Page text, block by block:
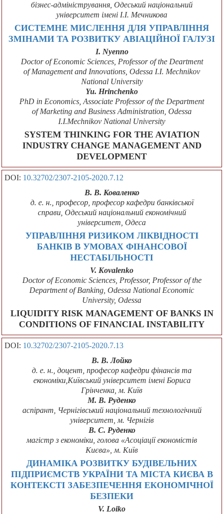
бізнес-адміністрування, Одеський національний
університет імені І.І. Мечникова
CИСТЕМНЕ МИСЛЕННЯ ДЛЯ УПРАВЛІННЯ
ЗМІНАМИ ТА РОЗВИТКУ АВІАЦІЙНОЇ ГАЛУЗІ
I. Nyenno
Doctor of Economic Sciences, Professor of the Deartment
of Management and Innovations, Odessa I.I. Mechnikov
National University
Yu. Hrinchenko
PhD in Economics, Associate Professor of the Department
of Marketing and Business Administration, Odessa
I.I.Mechnikov National University
SYSTEM THINKING FOR THE AVIATION
INDUSTRY CHANGE MANAGEMENT AND
DEVELOPMENT
DOI: 10.32702/2307-2105-2020.7.12
В. В. Коваленко
д. е. н., професор, професор кафедри банківської
справи, Одеський національний економічний
університет, Одеса
УПРАВЛІННЯ РИЗИКОМ ЛІКВІДНОСТІ
БАНКІВ В УМОВАХ ФІНАНСОВОЇ
НЕСТАБІЛЬНОСТІ
V. Kovalenko
Doctor of Economic Sciences, Professor, Professor of the
Department of Banking, Odessa National Economic
University, Odessa
LIQUIDITY RISK MANAGEMENT OF BANKS IN
CONDITIONS OF FINANCIAL INSTABILITY
DOI: 10.32702/2307-2105-2020.7.13
В. В. Лойко
д. е. н., доцент, професор кафедри фінансів та
економіки,Київський університет імені Бориса
Грінченка, м. Київ
М. В. Руденко
аспірант, Чернігівський національний технологічний
університет, м. Чернігів
В. С. Руденко
магістр з економіки, голова «Асоціації економістів
Києва», м. Київ
ДИНАМІКА РОЗВИТКУ БУДІВЕЛЬНИХ
ПІДПРИЄМСТВ УКРАЇНИ ТА МІСТА КИЄВА В
КОНТЕКСТІ ЗАБЕЗПЕЧЕННЯ ЕКОНОМІЧНОЇ
БЕЗПЕКИ
V. Loiko